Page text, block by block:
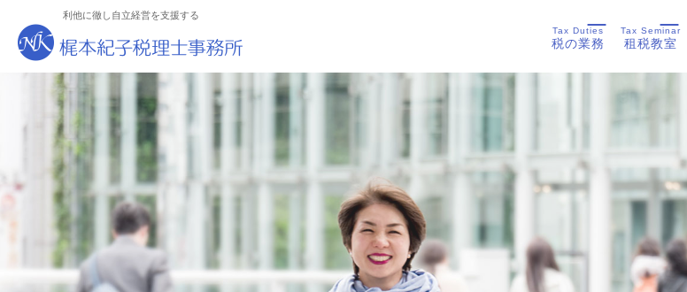
利他に徹し自立経営を支援する
Tax Duties
税の業務
Tax Seminar
租税教室